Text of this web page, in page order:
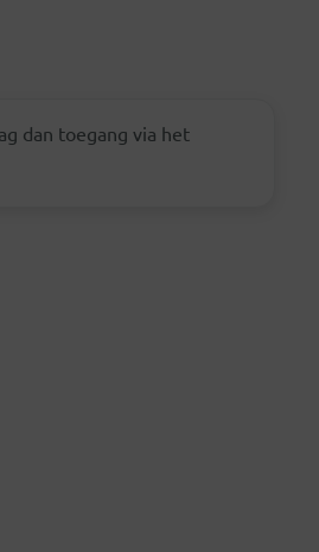
dan toegang via het